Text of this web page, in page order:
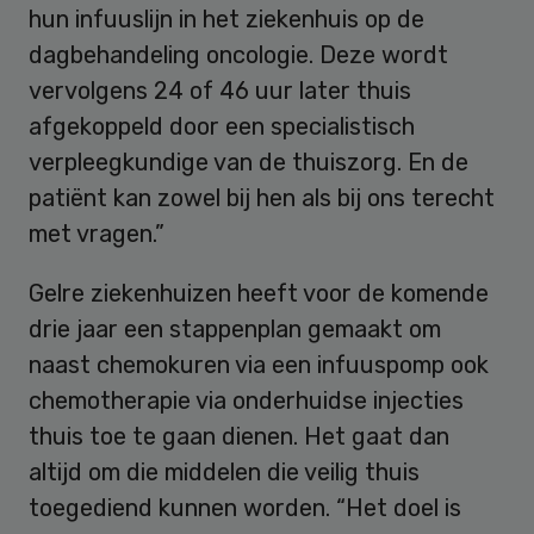
hun infuuslijn in het ziekenhuis op de
dagbehandeling oncologie. Deze wordt
vervolgens 24 of 46 uur later thuis
afgekoppeld door een specialistisch
verpleegkundige van de thuiszorg. En de
patiënt kan zowel bij hen als bij ons terecht
met vragen.”
Gelre ziekenhuizen heeft voor de komende
drie jaar een stappenplan gemaakt om
naast chemokuren via een infuuspomp ook
chemotherapie via onderhuidse injecties
thuis toe te gaan dienen. Het gaat dan
altijd om die middelen die veilig thuis
toegediend kunnen worden. “Het doel is